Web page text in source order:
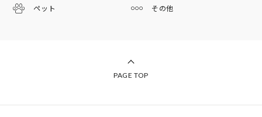
ペット その他
PAGE TOP